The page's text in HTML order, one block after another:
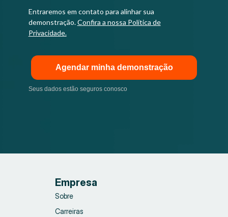
Entraremos em contato para alinhar sua
demonstração.Confira a nossa Política de
Privacidade.
Agendar minha demonstração
Seus dados estão seguros conosco
Empresa
Sobre
Carreiras